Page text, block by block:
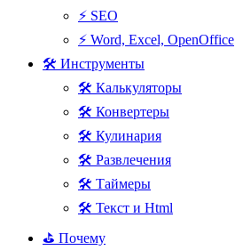
⚡ SEO
⚡ Word, Excel, OpenOffice
🛠 Инструменты
🛠 Калькуляторы
🛠 Конвертеры
🛠 Кулинария
🛠 Развлечения
🛠 Таймеры
🛠 Текст и Html
⛳ Почему